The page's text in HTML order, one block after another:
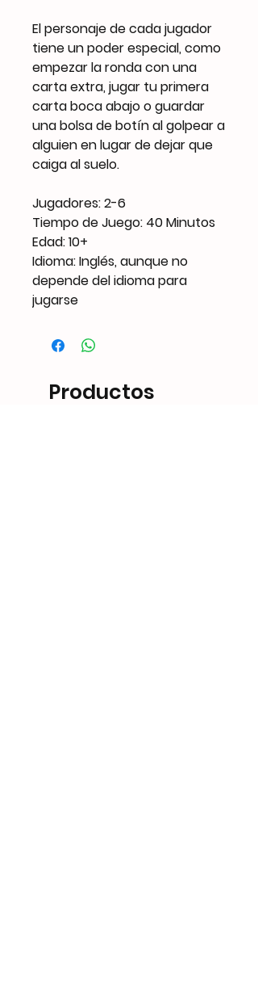
El personaje de cada jugador
tiene un poder especial, como
empezar la ronda con una
carta extra, jugar tu primera
carta boca abajo o guardar
una bolsa de botín al golpear a
alguien en lugar de dejar que
caiga al suelo.
Jugadores: 2-6
Tiempo de Juego: 40 Minutos
Edad: 10+
Idioma: Inglés, aunque no
depende del idioma para
jugarse
Productos